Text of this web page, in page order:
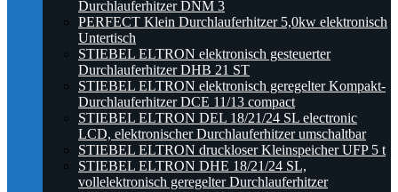
Durchlauferhitzer DNM 3
PERFECT Klein Durchlauferhitzer 5,0kw elektronisch
Untertisch
STIEBEL ELTRON elektronisch gesteuerter
Durchlauferhitzer DHB 21 ST
STIEBEL ELTRON elektronisch geregelter Kompakt-
Durchlauferhitzer DCE 11/13 compact
STIEBEL ELTRON DEL 18/21/24 SL electronic
LCD, elektronischer Durchlauferhitzer umschaltbar
STIEBEL ELTRON druckloser Kleinspeicher UFP 5 t
STIEBEL ELTRON DHE 18/21/24 SL,
vollelektronisch geregelter Durchlauferhitzer